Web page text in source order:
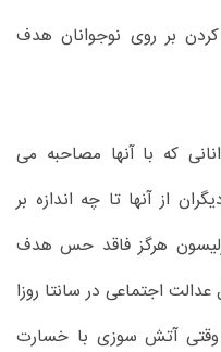
بر روی نوجوانان هدف
که با آنها مصاحبه می
از آنها تا چه اندازه بر
هرگز فاقد حس هدف
اجتماعی در سانتا روزا
وقتی آتش سوزی با خسارت